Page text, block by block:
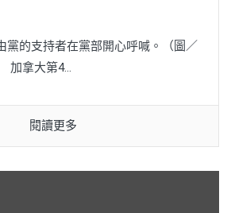
黨的支持者在黨部開心呼喊。（圖／
加拿大第4...
閱讀更多